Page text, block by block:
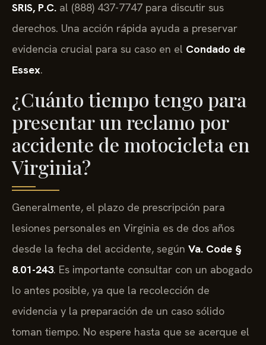
SRIS, P.C. al (888) 437-7747 para discutir sus
derechos. Una acción rápida ayuda a preservar
evidencia crucial para su caso en el Condado de
Essex.
¿Cuánto tiempo tengo para
presentar un reclamo por
accidente de motocicleta en
Virginia?
Generalmente, el plazo de prescripción para
lesiones personales en Virginia es de dos años
desde la fecha del accidente, según Va. Code §
8.01-243. Es importante consultar con un abogado
lo antes posible, ya que la recolección de
evidencia y la preparación de un caso sólido
toman tiempo. No espere hasta que se acerque el